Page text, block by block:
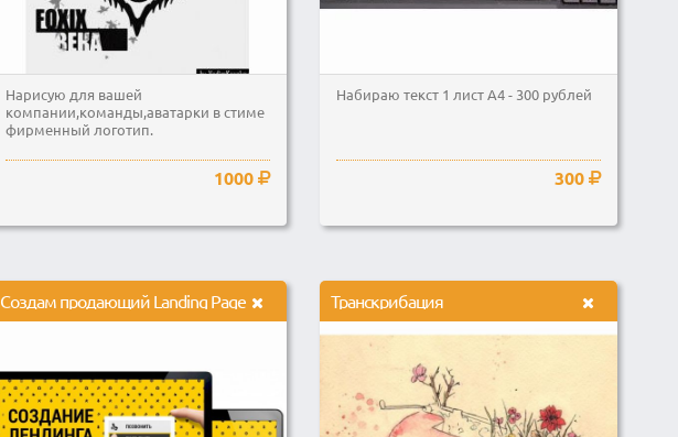
Нарисую для вашей
компании,команды,аватарки в стиме
фирменный логотип.
1000
Набираю текст 1 лист А4 - 300 рублей
300
Создам продающий Landing Page Транскрибация